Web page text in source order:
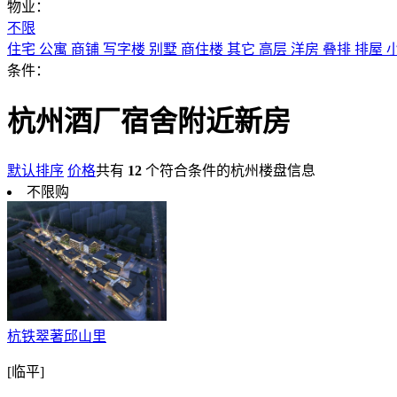
物业：
不限
住宅 公寓 商铺 写字楼 别墅 商住楼 其它 高层 洋房 叠排 排屋
条件：
杭州酒厂宿舍附近新房
默认排序 价格共有 12 个符合条件的杭州楼盘信息
不限购
杭铁翠著邱山里
[临平]